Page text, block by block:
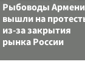
Рыбоводы
вышли на
из-за закрытия
рынка России